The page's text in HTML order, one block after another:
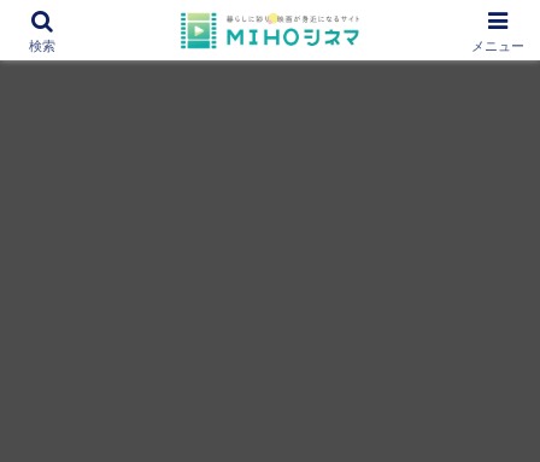
12000作品を紹介！あなたの映画図書館『MIHOシネマ』
検索 メニュー